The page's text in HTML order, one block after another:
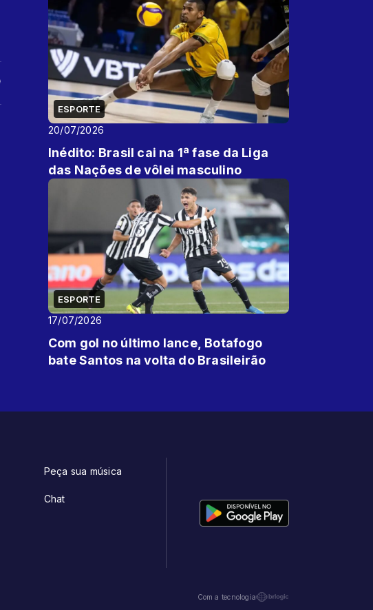
ESPORTE
20/07/2026
Inédito: Brasil cai na 1ª fase da Liga
das Nações de vôlei masculino
ESPORTE
17/07/2026
Com gol no último lance, Botafogo
bate Santos na volta do Brasileirão
Peça sua música
Chat
Com a tecnologia